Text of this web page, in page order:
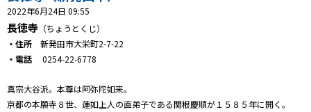
キッズ
Well-being
ショッピング
2022年6月24日 09:55
長徳寺 （ちょうとくじ）
・住所 新発田市大栄町2-7-22
・電話 0254-22-6778
真宗大谷派。本尊は阿弥陀如来。
京都の本願寺８世、蓮如上人の直弟子である関根慶順が１５８５年に開く。